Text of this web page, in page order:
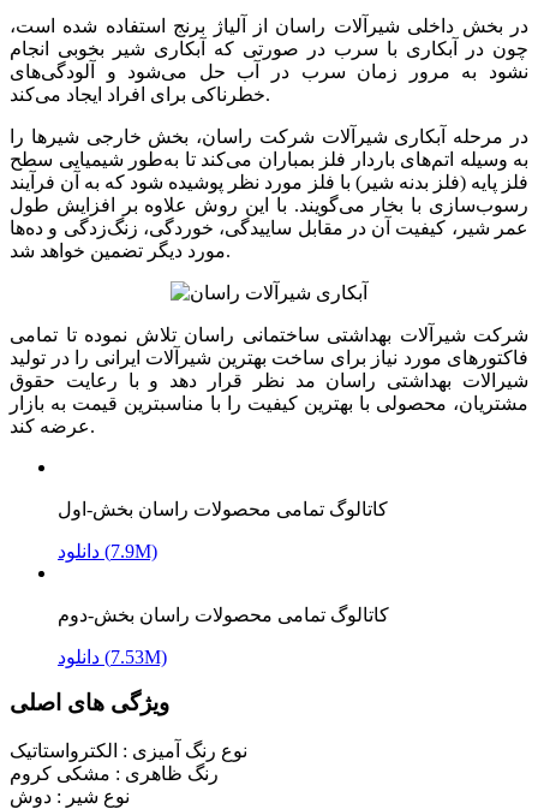
در بخش داخلی شیرآلات راسان از آلیاژ برنج استفاده شده است،
چون در آبکاری با سرب در صورتی که آبکاری شیر بخوبی انجام
نشود به مرور زمان سرب در آب حل می‌شود و آلودگی‌های
خطرناکی برای افراد ایجاد می‌کند.
در مرحله آبکاری شیرآلات شرکت راسان، بخش خارجی شیرها را
به وسیله اتم‌های باردار فلز بمباران می‌کند تا به‌طور شیمیایی سطح
فلز پایه (فلز بدنه شیر) با فلز مورد نظر پوشیده شود که به آن فرآیند
رسوب‌سازی با بخار می‌گویند. با این روش علاوه بر افزایش طول
عمر شیر، کیفیت آن در مقابل ساییدگی، خوردگی، زنگ‌زدگی و ده‌ها
مورد دیگر تضمین خواهد شد.
شرکت شیرآلات بهداشتی ساختمانی راسان تلاش نموده تا تمامی
فاکتورهای مورد نیاز برای ساخت بهترین شیرآلات ایرانی را در تولید
شیرالات بهداشتی راسان مد نظر قرار دهد و با رعایت حقوق
مشتریان، محصولی با بهترین کیفیت را با مناسبترین قیمت به بازار
عرضه کند.
کاتالوگ تمامی محصولات راسان بخش-اول
دانلود (7.9M)
کاتالوگ تمامی محصولات راسان بخش-دوم
دانلود (7.53M)
ویژگی های اصلی
نوع رنگ آمیزی : الکترواستاتیک
رنگ ظاهری : مشکی کروم
نوع شیر : دوش